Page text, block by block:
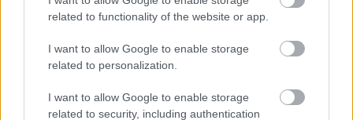
related to functionality of the website or app.
I want to allow Google to enable storage
related to personalization.
I want to allow Google to enable storage
related to security, including authentication
AC MilanvsManchester United2026-08-15 18:00